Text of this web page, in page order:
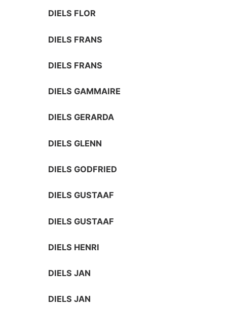
DIELS FLOR
DIELS FRANS
DIELS FRANS
DIELS GAMMAIRE
DIELS GERARDA
DIELS GLENN
DIELS GODFRIED
DIELS GUSTAAF
DIELS GUSTAAF
DIELS HENRI
DIELS JAN
DIELS JAN